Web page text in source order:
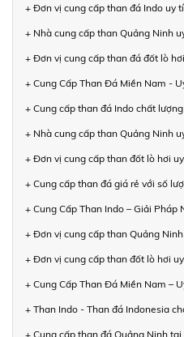
+ Đơn vị cung cấp than đá Indo uy
+ Nhà cung cấp than Quảng Ninh
+ Đơn vị cung cấp than đá đốt lò
+ Cung Cấp Than Đá Miền Nam -
+ Cung cấp than đá Indo chất
+ Nhà cung cấp than Quảng Ninh
+ Đơn vị cung cấp than đốt lò hơi
+ Cung cấp than đá giá rẻ với số
+ Cung Cấp Than Indo – Giải Pháp
+ Đơn vị cung cấp than Quảng
+ Đơn vị cung cấp than đốt lò hơi
+ Cung Cấp Than Đá Miền Nam –
+ Than Indo - Than đá Indonesia
+ Cung cấp than đá Quảng Ninh